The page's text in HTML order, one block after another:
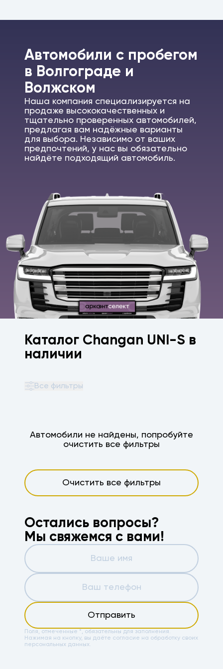
Автомобили c пробегом
в Волгограде и
Волжском
Наша компания специализируется на
продаже высококачественных и
тщательно проверенных автомобилей,
предлагая вам надёжные варианты
для выбора. Независимо от ваших
предпочтений, у нас вы обязательно
найдёте подходящий автомобиль.
Каталог Changan UNI-S в
наличии
Автомобили не найдены, попробуйте
очистить все фильтры
Очистить все фильтры
Все фильтры
Остались вопросы?
Мы свяжемся с вами!
Отправить
Поля, отмеченные *, обязательны для заполнения.
Нажимая на кнопку, вы даёте согласие на обработку своих
персональных данных.